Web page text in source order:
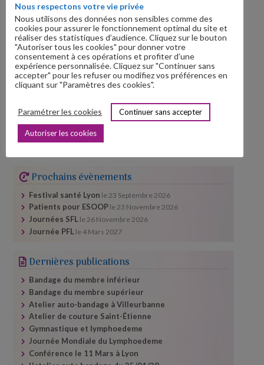
Août 2026
L M M J V S D
1
2
3
4 5 6 7 8
10
11 12 13 14 15
16
17
18 19 20 21
25 26 27 28 29
30
31
« Juil
Prochains évènements
Festival santé Lyon le 23 Septembre 2026
Patients pour ESOOP le23 Novembre 2026
Journées SFL le26 Novembre 2026
Journée PFL le 4 Mars 2027
Dernières publications
Bandage du membre inférieur
Bandage du membre supérieur
Atelier auto-​bandage à Villeurbanne
Atelier de couture Saint-Étienne
Gymnastique et lymphoedeme
Journée Mondiale du Lymphoedeme
Conférence le 11 Mars à Lyon
Nous respectons votre vie privée
Nous utilisons des données non sensibles comme des
cookies pour assurer le fonctionnement optimal du site et
réaliser des statistiques d’audience. Cliquez sur le bouton
"Autoriser tous les cookies" pour donner votre
consentement à ces opérations et profiter d’une
expérience personnalisée. Cliquez sur "Continuer sans
accepter" pour les refuser ou modifiez vos préférences en
cliquant sur "Paramètres des cookies".
Paramétrer les cookies Continuer sans accepter
Autoriser les cookies